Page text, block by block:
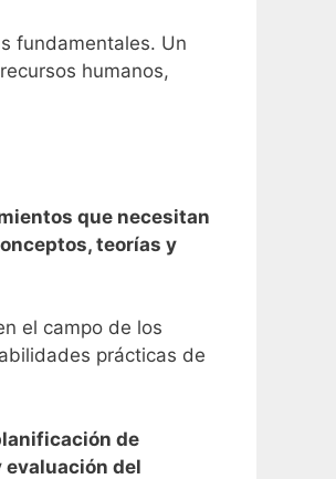
fundamentales. Un
humanos,
que necesitan
teorías y
el campo de los
prácticas de
de
del